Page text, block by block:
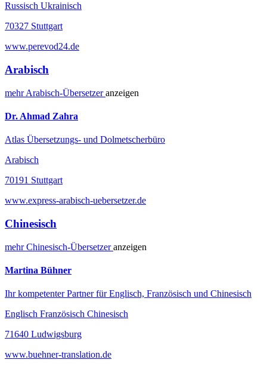
Russisch Ukrainisch
70327 Stuttgart
www.perevod24.de
Arabisch
mehrArabisch-Übersetzeranzeigen
Dr. Ahmad Zahra
Atlas Übersetzungs- und Dolmetscherbüro
Arabisch
70191 Stuttgart
www.express-arabisch-uebersetzer.de
Chinesisch
mehrChinesisch-Übersetzeranzeigen
Martina Bühner
Ihr kompetenter Partner für Englisch, Französisch und Chinesisch
Englisch Französisch Chinesisch
71640 Ludwigsburg
www.buehner-translation.de